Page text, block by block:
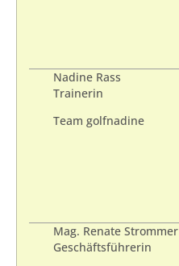
Nadine Rass
Trainerin
Team golfnadine
Mag. Renate Strommer
Geschäftsführerin